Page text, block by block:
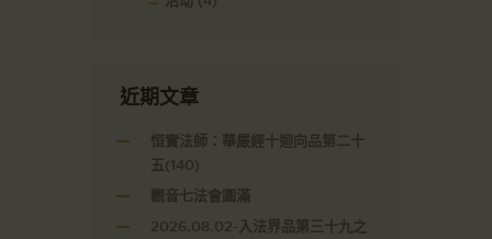
近期文章
恒實法師：華嚴經十迴向品第二十
五(140)
觀音七法會圓滿
2026.08.02-入法界品第三十九之